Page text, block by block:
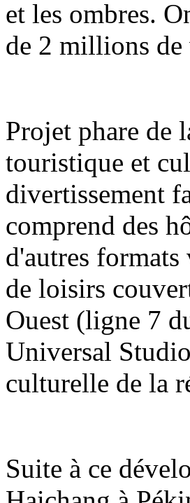
et les ombres.
de 2 millions de
Projet phare de
touristique et
divertissement
comprend des
d'autres
de loisirs
Ouest (ligne 7
Universal
culturelle de la
Suite à ce